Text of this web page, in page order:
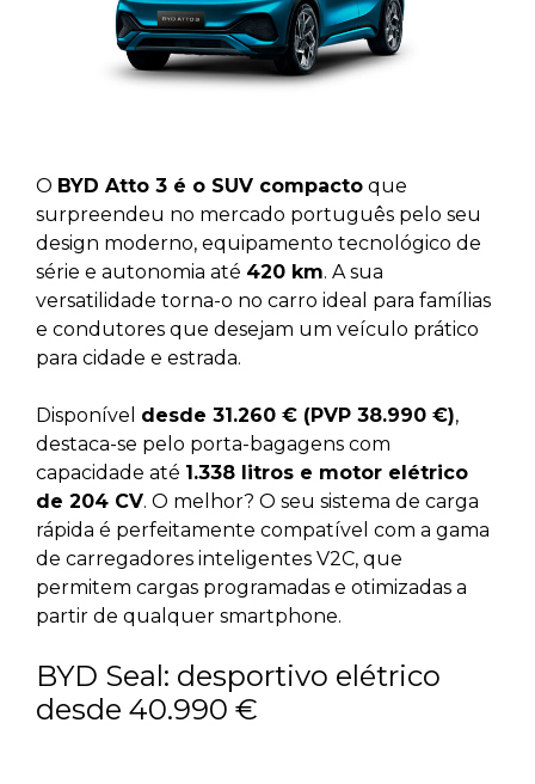
O BYD Atto 3 é o SUV compacto que
surpreendeu no mercado português pelo seu
design moderno, equipamento tecnológico de
série e autonomia até 420 km. A sua
versatilidade torna-o no carro ideal para famílias
e condutores que desejam um veículo prático
para cidade e estrada.
Disponível desde 31.260 € (PVP 38.990 €),
destaca-se pelo porta-bagagens com
capacidade até 1.338 litros e motor elétrico
de 204 CV. O melhor? O seu sistema de carga
rápida é perfeitamente compatível com a gama
de carregadores inteligentes V2C, que
permitem cargas programadas e otimizadas a
partir de qualquer smartphone.
BYD Seal: desportivo elétrico
desde 40.990 €